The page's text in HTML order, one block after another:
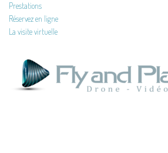
Prestations
Réservez en ligne
La visite virtuelle